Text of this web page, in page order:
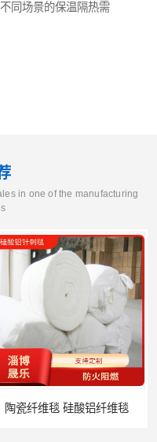
同场景的保温隔热需
in one of the manufacturing
陶瓷纤维毯 硅酸铝纤维毯